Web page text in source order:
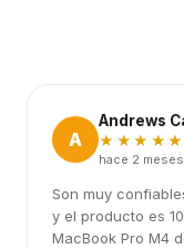
A
Andrews
★★★★★
hace 2 meses
Son muy
y el producto es
MacBook Pro M4